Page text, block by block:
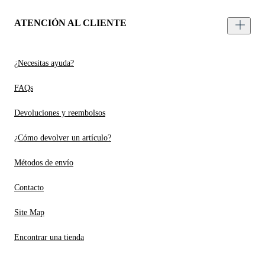
ATENCIÓN AL CLIENTE
¿Necesitas ayuda?
FAQs
Devoluciones y reembolsos
¿Cómo devolver un artículo?
Métodos de envío
Contacto
Site Map
Encontrar una tienda